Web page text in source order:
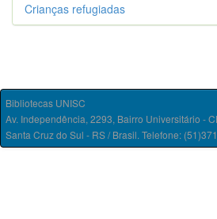
Crianças refugiadas
Bibliotecas UNISC
Av. Independência, 2293, Bairro Universitário -
Santa Cruz do Sul - RS / Brasil. Telefone: